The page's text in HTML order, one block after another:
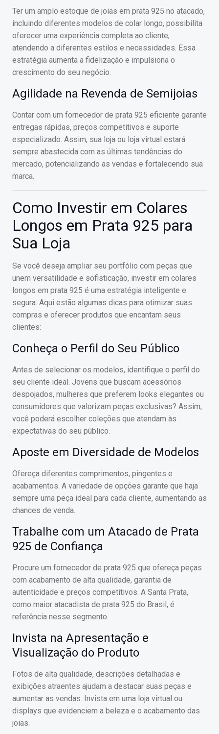
Ter um amplo estoque de joias em prata 925 no atacado,
incluindo diferentes modelos de colar longo, possibilita
oferecer uma experiência completa ao cliente,
atendendo a diferentes estilos e necessidades. Essa
estratégia aumenta a fidelização e impulsiona o
crescimento do seu negócio.
Agilidade na Revenda de Semijoias
Contar com um fornecedor de prata 925 eficiente garante
entregas rápidas, preços competitivos e suporte
especializado. Assim, sua loja ou loja virtual estará
sempre abastecida com as últimas tendências do
mercado, potencializando as vendas e fortalecendo sua
marca.
Como Investir em Colares
Longos em Prata 925 para
Sua Loja
Se você deseja ampliar seu portfólio com peças que
unem versatilidade e sofisticação, investir em colares
longos em prata 925 é uma estratégia inteligente e
segura. Aqui estão algumas dicas para otimizar suas
compras e oferecer produtos que encantam seus
clientes:
Conheça o Perfil do Seu Público
Antes de selecionar os modelos, identifique o perfil do
seu cliente ideal. Jovens que buscam acessórios
despojados, mulheres que preferem looks elegantes ou
consumidores que valorizam peças exclusivas? Assim,
você poderá escolher coleções que atendam às
expectativas do seu público.
Aposte em Diversidade de Modelos
Ofereça diferentes comprimentos, pingentes e
acabamentos. A variedade de opções garante que haja
sempre uma peça ideal para cada cliente, aumentando as
chances de venda.
Trabalhe com um Atacado de Prata
925 de Confiança
Procure um fornecedor de prata 925 que ofereça peças
com acabamento de alta qualidade, garantia de
autenticidade e preços competitivos. A Santa Prata,
como maior atacadista de prata 925 do Brasil, é
referência nesse segmento.
Invista na Apresentação e
Visualização do Produto
Fotos de alta qualidade, descrições detalhadas e
exibições atraentes ajudam a destacar suas peças e
aumentar as vendas. Invista em uma loja virtual ou
displays que evidenciem a beleza e o acabamento das
joias.